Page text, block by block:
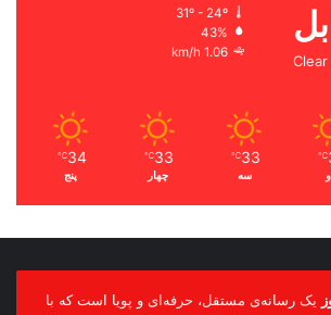
Clear
31º - 24º
43%
1.06 km/h
℃
33
℃
سه
33
℃
چهار
34
℃
پنج
یک رسانه‌ی مستقل، حرفه‌ای و پویا است که با